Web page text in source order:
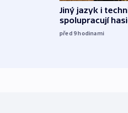
Jiný jazyk i
spolupracují
před 9hodinami